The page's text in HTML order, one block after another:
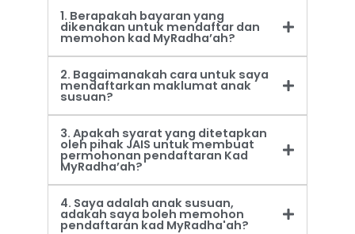
1. Berapakah bayaran yang
dikenakan untuk mendaftar dan
memohon kad MyRadha’ah?
2. Bagaimanakah cara untuk saya
mendaftarkan maklumat anak
susuan?
3. Apakah syarat yang ditetapkan
oleh pihak JAIS untuk membuat
permohonan pendaftaran Kad
MyRadha’ah?
4. Saya adalah anak susuan,
adakah saya boleh memohon
pendaftaran kad MyRadha'ah?